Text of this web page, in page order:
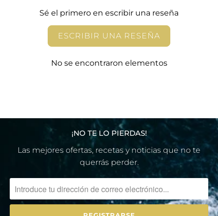
Sé el primero en escribir una reseña
ESCRIBIR UNA RESEÑA
No se encontraron elementos
¡NO TE LO PIERDAS!
Las mejores ofertas, recetas y noticias que no te
querrás perder.